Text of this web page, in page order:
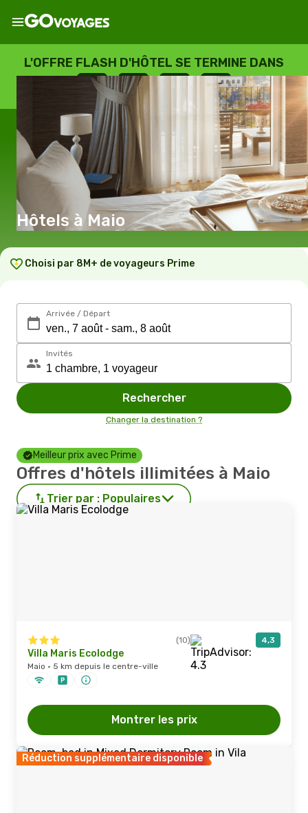
L'OFFRE FLASH D'HÔTEL SE TERMINE DANS
--
JOURS
: --
HEURES
: --
SECONDES
Hôtels à Maio
Choisi par 8M+ de voyageurs Prime
Arrivée / Départ
Invités
Rechercher
Changer la destination ?
Meilleur prix avec Prime
Offres d'hôtels illimitées à Maio
Trier par : Populaires
(10) 4,3
Villa Maris Ecolodge
Maio · 5 km depuis le centre-ville
Montrer les prix
Réduction supplémentaire disponible